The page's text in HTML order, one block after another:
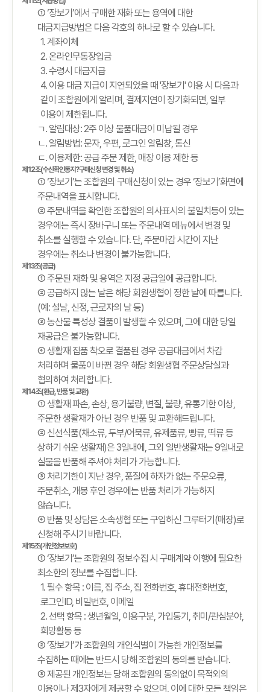
① ‘장보기’에서 구매한 재화 또는 용역에 대한
대금지급방법은 다음 각호의 하나로 할 수 있습니다.
1. 계좌이체
2. 온라인무통장입금
3. 수령시 대금지급
4. 이용 대금 지급이 지연되었을 때 '장보기' 이용 시 다음과
같이 조합원에게 알리며, 결제지연이 장기화되면, 일부
이용이 제한됩니다.
ㄱ. 알림대상: 2주 이상 물품대금이 미납될 경우
ㄴ. 알림방법: 문자, 우편, 로그인 알림창, 통신
ㄷ. 이용제한: 공급 주문 제한, 매장 이용 제한 등
제12조(수신확인통지?구매신청 변경 및 취소)
① ‘장보기’는 조합원의 구매신청이 있는 경우 ‘장보기’화면에
주문내역을 표시합니다.
② 주문내역을 확인한 조합원의 의사표시의 불일치등이 있는
경우에는 즉시 장바구니 또는 주문내역 메뉴에서 변경 및
취소를 실행할 수 있습니다. 단, 주문마감 시간이 지난
경우에는 취소나 변경이 불가능합니다.
제13조(공급)
① 주문된 재화 및 용역은 지정 공급일에 공급합니다.
② 공급하지 않는 날은 해당 회원생협이 정한 날에 따릅니다.
(예: 설날, 신정, 근로자의 날 등)
③ 농산물 특성상 결품이 발생할 수 있으며, 그에 대한 당일
재공급은 불가능합니다.
④ 생활재 집품 착오로 결품된 경우 공급대금에서 차감
처리하며 물품이 바뀐 경우 해당 회원생협 주문상담실과
협의하여 처리합니다.
제14조(환급, 반품 및 교환)
① 생활재 파손, 손상, 용기불량, 변질, 불량, 유통기한 이상,
주문한 생활재가 아닌 경우 반품 및 교환해드립니다.
② 신선식품(채소류, 두부/어묵류, 유제품류, 빵류, 떡류 등
상하기 쉬운 생활재)은 3일내에, 그외 일반생활재는 9일내로
실물을 반품해 주셔야 처리가 가능합니다.
③ 처리기한이 지난 경우, 품질에 하자가 없는 주문오류,
주문취소, 개봉 후인 경우에는 반품 처리가 가능하지
않습니다.
④ 반품 및 상담은 소속생협 또는 구입하신 그루터기(매장)로
신청해 주시기 바랍니다.
제15조(개인정보보호)
① ‘장보기’는 조합원의 정보수집 시 구매계약 이행에 필요한
최소한의 정보를 수집합니다.
1. 필수 항목 : 이름, 집 주소, 집 전화번호, 휴대전화번호,
로그인ID, 비밀번호, 이메일
2. 선택 항목 : 생년월일, 이용구분, 가입동기, 취미/관심분야,
희망활동 등
② ‘장보기’가 조합원의 개인식별이 가능한 개인정보를
수집하는 때에는 반드시 당해 조합원의 동의를 받습니다.
③ 제공된 개인정보는 당해 조합원의 동의없이 목적외의
이용이나 제3자에게 제공할 수 없으며, 이에 대한 모든 책임은